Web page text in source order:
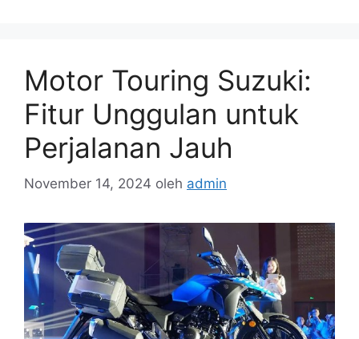
Motor Touring Suzuki:
Fitur Unggulan untuk
Perjalanan Jauh
November 14, 2024 oleh admin